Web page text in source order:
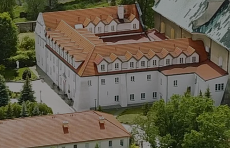
Konkurs organowy
LAOM
Klasztor
1,5%
Kontakt